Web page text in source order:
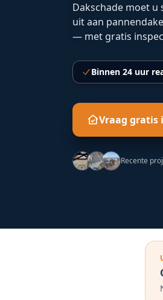
Dakschade moet u
uit aan
— met gratis
Binnen 24 uur
Vraag gratis
Recente